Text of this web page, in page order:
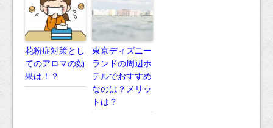
花粉症対策とし
てのアロマの効
果は！？
東京ディズニー
ランドの周辺ホ
テルでおすすめ
なのは？メリッ
トは？